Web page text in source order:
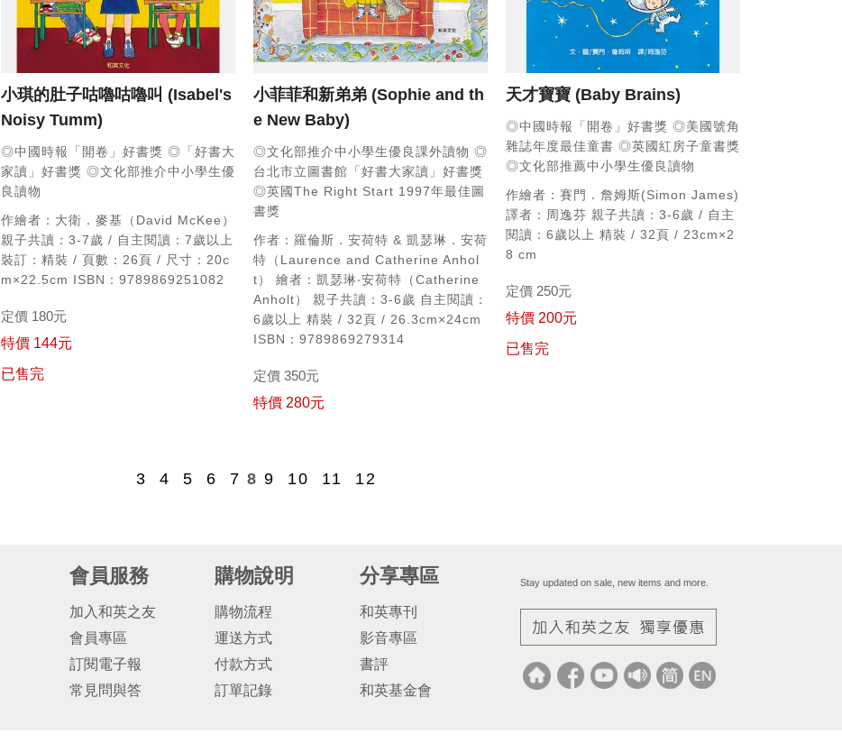
小琪的肚子咕嚕咕嚕叫 (Isabel's
Noisy Tumm)
◎中國時報「開卷」好書獎 ◎「好書大
家讀」好書獎 ◎文化部推介中小學生優
良讀物
作繪者：大衛．麥基（David McKee）
親子共讀：3-7歲 / 自主閱讀：7歲以上
裝訂：精裝 / 頁數：26頁 / 尺寸：20c
m×22.5cm ISBN：9789869251082
定價 180元
特價 144元
已售完
小菲菲和新弟弟 (Sophie and th
e New Baby)
◎文化部推介中小學生優良課外讀物 ◎
台北市立圖書館「好書大家讀」好書獎
◎英國The Right Start 1997年最佳圖
書獎
作者：羅倫斯．安荷特 & 凱瑟琳．安荷
特（Laurence and Catherine Anhol
t）
繪者：凱瑟琳‧安荷特（Catherine
Anholt）
親子共讀：3-6歲 自主閱讀：
6歲以上 精裝 / 32頁 / 26.3cm×24cm
ISBN：9789869279314
定價 350元
特價 280元
天才寶寶 (Baby Brains)
◎中國時報「開卷」好書獎 ◎美國號角
雜誌年度最佳童書 ◎英國紅房子童書獎
◎文化部推薦中小學生優良讀物
作繪者：賽門．詹姆斯(Simon James)
譯者：周逸芬 親子共讀：3-6歲 / 自主
閱讀：6歲以上 精裝 / 32頁 / 23cm×2
8 cm
定價 250元
特價 200元
已售完
3 4 5 6 7 8 9 10 11 12
會員服務
加入和英之友
會員專區
訂閱電子報
常見問與答
購物說明
購物流程
運送方式
付款方式
訂單記錄
分享專區
和英專刊
影音專區
書評
和英基金會
Stay updated on sale, new items and more.